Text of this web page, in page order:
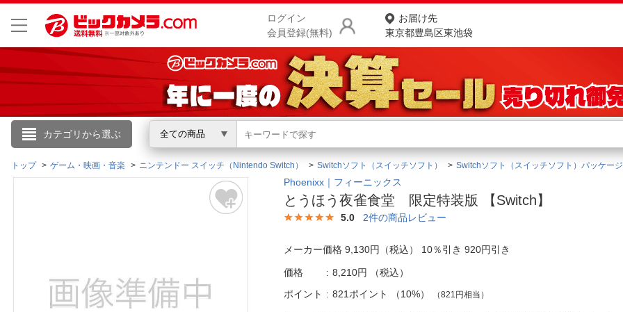
ログイン
会員登録(無料)
お届け先
東京都豊島区東池袋
カテゴリから選ぶ 全ての商品
こんにちは
ログイン
閲覧履歴
商品をさがす
ランキングからさがす
カテゴリ一覧からさがす
お客様サポート
ご利用ガイド
トップ ゲーム・映画・音楽 ニンテンドー スイッチ（Nintendo Switch） Switchソフト（スイッチソフト） Switchソフト（スイッチソフト）パッケー
Phoenixx｜フィーニックス
とうほう夜雀食堂 限定特装版 【Switch】
5.0 2件の商品レビュー
メーカー価格 9,130円（税込） 10％引き 920円引き
価格 8,210円
（税込）
ポイント
821ポイント （10%） （821円相当）